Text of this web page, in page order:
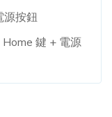
源按鈕
鍵 + 電源